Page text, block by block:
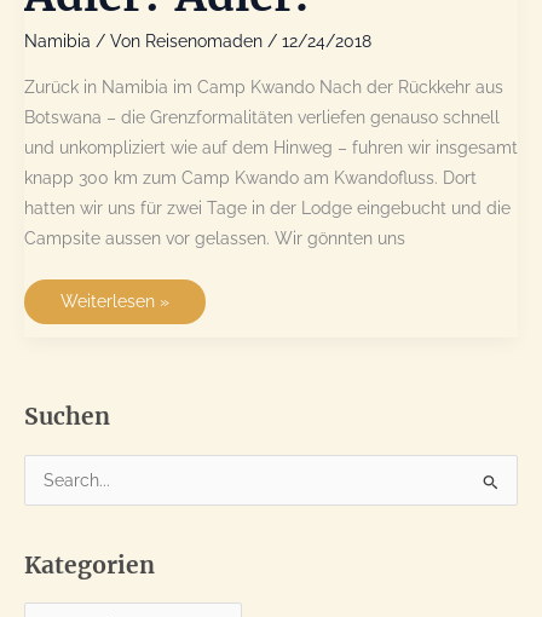
Namibia / Von Reisenomaden / 12/24/2018
Zurück in Namibia im Camp Kwando Nach der Rückkehr aus
Botswana – die Grenzformalitäten verliefen genauso schnell
und unkompliziert wie auf dem Hinweg – fuhren wir insgesamt
knapp 300 km zum Camp Kwando am Kwandofluss. Dort
hatten wir uns für zwei Tage in der Lodge eingebucht und die
Campsite aussen vor gelassen. Wir gönnten uns
Camp
Weiterlesen »
Suchen
u
h
e
Kategorien